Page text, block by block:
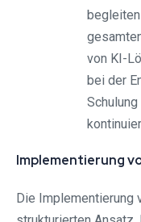
von KI-
bei der
Implementierung
Die Implementierung